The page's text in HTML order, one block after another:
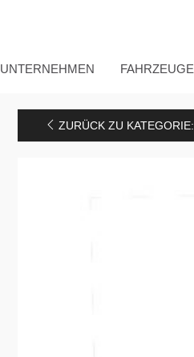
UNTERNEHMEN FAHRZEUGE
ZURÜCK ZU KATEGORIE: